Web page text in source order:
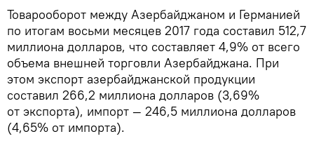
Товарооборот между Азербайджаном и Германией
по итогам восьми месяцев 2017 года составил 512,7
миллиона долларов, что составляет 4,9% от всего
объема внешней торговли Азербайджана. При
этом экспорт азербайджанской продукции
составил 266,2 миллиона долларов (3,69%
от экспорта), импорт — 246,5 миллиона долларов
(4,65% от импорта).